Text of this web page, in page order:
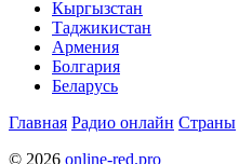
Кыргызстан
Таджикистан
Армения
Болгария
Беларусь
Главная Радио онлайн Страны
© 2026 online-red.pro